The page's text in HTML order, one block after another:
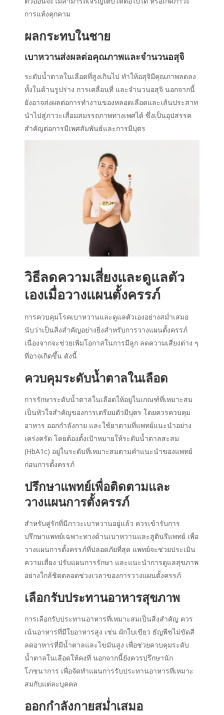
การแท้งคุกคาม
ผลกระทบในชาย
เบาหวานส่งผลต่อคุณภาพและจำนวนอสุจิ
ระดับน้ำตาลในเลือดที่สูงเกินไป ทำให้อสุจิมีคุณภาพลดลง
ทั้งในด้านรูปร่าง การเคลื่อนที่ และจำนวนอสุจิ นอกจากนี้
ยังอาจส่งผลต่อการทำงานของหลอดเลือดและเส้นประสาท
นำไปสู่ภาวะเสื่อมสมรรถภาพทางเพศได้ ซึ่งเป็นอุปสรรค
สำคัญต่อการมีเพศสัมพันธ์และการมีบุตร
วิธีลดความเสี่ยงและดูแลตัว
เองเมื่อวางแผนตั้งครรภ์
การควบคุมโรคเบาหวานและดูแลตัวเองอย่างสม่ำเสมอ
นับว่าเป็นสิ่งสำคัญอย่างยิ่งสำหรับการวางแผนตั้งครรภ์
เนื่องจากจะช่วยเพิ่มโอกาสในการมีลูก ลดความเสี่ยงต่าง ๆ
ที่อาจเกิดขึ้น ดังนี้
ควบคุมระดับน้ำตาลในเลือด
การรักษาระดับน้ำตาลในเลือดให้อยู่ในเกณฑ์ที่เหมาะสม
เป็นหัวใจสำคัญของการเตรียมตัวมีบุตร โดยควรควบคุม
อาหาร ออกกำลังกาย และใช้ยาตามที่แพทย์แนะนำอย่าง
เคร่งครัด โดยต้องตั้งเป้าหมายให้ระดับน้ำตาลสะสม
(HbA1c) อยู่ในระดับที่เหมาะสมตามคำแนะนำของแพทย์
ก่อนการตั้งครรภ์
ปรึกษาแพทย์เพื่อติดตามและ
วางแผนการตั้งครรภ์
สำหรับคู่รักที่มีภาวะเบาหวานอยู่แล้ว ควรเข้ารับการ
ปรึกษาแพทย์เฉพาะทางด้านเบาหวานและสูตินรีแพทย์ เพื่อ
วางแผนการตั้งครรภ์ที่ปลอดภัยที่สุด แพทย์จะช่วยประเมิน
ความเสี่ยง ปรับแผนการรักษา และแนะนำการดูแลสุขภาพ
อย่างใกล้ชิดตลอดช่วงเวลาของการวางแผนตั้งครรภ์
เลือกรับประทานอาหารสุขภาพ
การเลือกรับประทานอาหารที่เหมาะสมเป็นสิ่งสำคัญ ควร
เน้นอาหารที่มีใยอาหารสูง เช่น ผักใบเขียว ธัญพืชไม่ขัดสี
ลดอาหารที่มีน้ำตาลและไขมันสูง เพื่อช่วยควบคุมระดับ
น้ำตาลในเลือดให้คงที่ นอกจากนี้ยังควรปรึกษานัก
โภชนาการ เพื่อจัดทำแผนการรับประทานอาหารที่เหมาะ
สมกับแต่ละบุคคล
ออกกำลังกายสม่ำเสมอ